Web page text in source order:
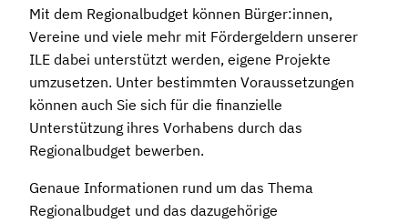
Mit dem Regionalbudget können Bürger:innen,
Vereine und viele mehr mit Fördergeldern unserer
ILE dabei unterstützt werden, eigene Projekte
umzusetzen. Unter bestimmten Voraussetzungen
können auch Sie sich für die finanzielle
Unterstützung ihres Vorhabens durch das
Regionalbudget bewerben.
Genaue Informationen rund um das Thema
Regionalbudget und das dazugehörige